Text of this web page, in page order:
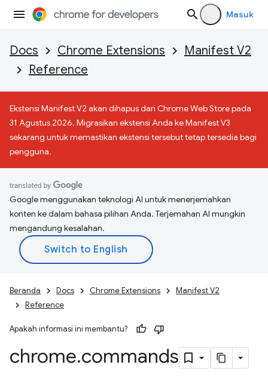
Masuk
Docs Chrome Extensions
Manifest V2
Reference
Ekstensi Manifest V2 akan dihapus dari Chrome Web Store pada
31 Agustus 2026. Migrasikan ekstensi Anda ke Manifest V3
sekarang untuk memastikan ekstensi tersebut tetap tersedia bagi
pengguna.
Google menggunakan teknologi AI untuk menerjemahkan
konten ke dalam bahasa pilihan Anda. Terjemahan AI mungkin
mengandung kesalahan.
Beranda Docs Chrome Extensions
Manifest V2
Reference
Apakah informasi ini membantu?
chrome.commands